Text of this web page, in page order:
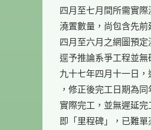
四月至七月間所需實
澆置數量，尚包含先
四月至六月之網圖預定
逕予推論系爭工程並
九十七年四月十一日，
，修正後完工日期為
實際完工，並無遲延完
即「里程碑」，已難